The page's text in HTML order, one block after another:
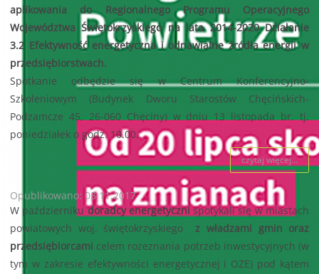
aplikowania do Regionalnego Programu Operacyjnego
Województwa Świętokrzyskiego na lata 2014-2020 Działanie
3.2 Efektywność energetyczna i odnawialne źródła energii w
przedsiębiorstwach.
Spotkanie odbędzie się w Centrum Konferencyjno-
Szkoleniowym (Budynek Dworu Starostów Chęcińskich-
Podzamcze 45, 26-060 Chęciny) w dniu 13 listopada br. tj.
poniedziałek o godz. 10.00.
czytaj więcej...
Opublikowano: 03.11.2017
W październikudoradcy energetycznispotykali się w miastach
powiatowych woj. świętokrzyskiegoz władzami gmin oraz
przedsiębiorcami celem rozeznania potrzeb inwestycyjnych (w
tym w zakresie efektywności energetycznej i OZE) pod kątem